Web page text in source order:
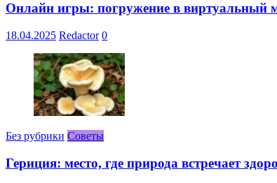
Онлайн игры: погружение в
18.04.2025 Redactor 0
Без рубрики Советы
Гериция: место, где природа встречает